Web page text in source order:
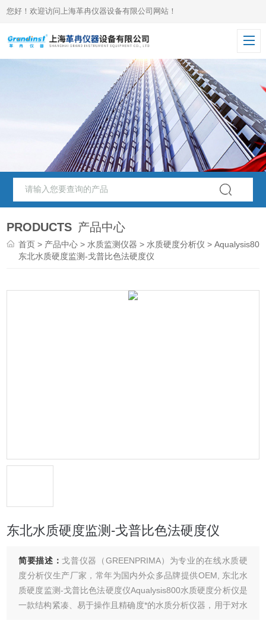
您好！欢迎访问上海革冉仪器设备有限公司网站！
PRODUCTS 产品中心
首页 > 产品中心 > 水质监测仪器 > 水质硬度分析仪 > Aqualysis800
东北水质硬度监测-戈普比色法硬度仪
东北水质硬度监测-戈普比色法硬度仪
简要描述：戈普仪器（GREENPRIMA）为专业的在线水质硬
度分析仪生产厂家，常年为国内外众多品牌提供OEM, 东北水
质硬度监测-戈普比色法硬度仪Aqualysis800水质硬度分析仪是
一款结构紧凑、易于操作且精确度*的水质分析仪器，用于对水